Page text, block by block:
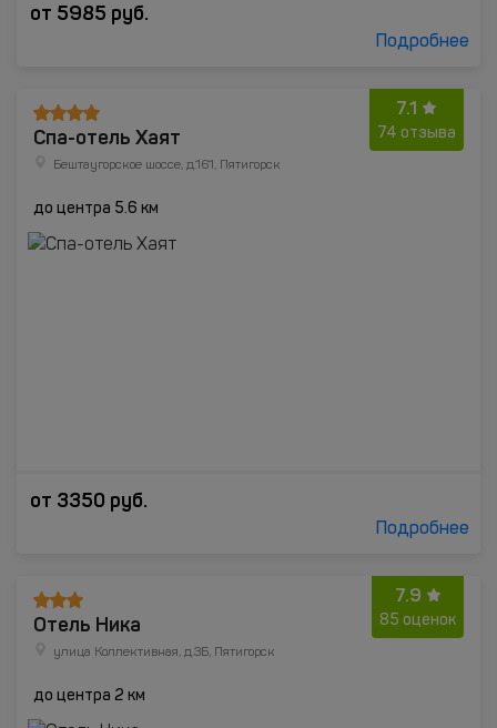
от 5985 руб.
Подробнее
7.1
74 отзыва
Спа-отель Хаят
Бештаугорское шоссе, д.161, Пятигорск
до центра 5.6 км
от 3350 руб.
Подробнее
7.9
85 оценок
Отель Ника
улица Коллективная, д.3Б, Пятигорск
до центра 2 км